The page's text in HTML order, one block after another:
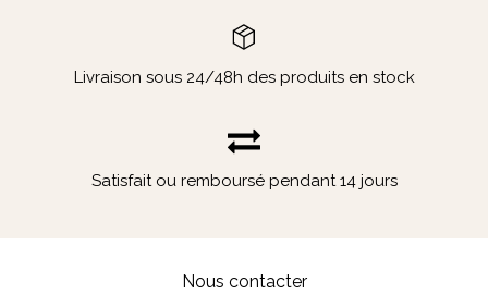
Livraison sous 24/48h des produits en stock
Satisfait ou remboursé pendant 14 jours
Nous contacter